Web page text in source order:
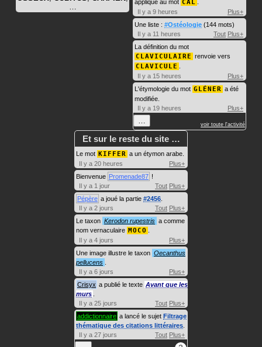
…
appliqué au mot CAL
Il y a 9 heures
Plus+
Une liste : #Ostéologie (144 mots)
Il y a 11 heures
Tout Plus+
La définition du mot
CLAVICULAIRE renvoie vers
CLAVICULE
Il y a 15 heures
Plus+
L'étymologie du mot GLÉNER a été
modifiée.
Il y a 19 heures
Plus+
… voir toute l'activité
Et sur le reste du site …
Le mot KIFFER a un étymon arabe.
Il y a 20 heures
Plus+
Bienvenue Promenade87 !
Il y a 1 jour
Tout Plus+
Pépère a joué la partie #2456
Il y a 2 jours
Tout Plus+
Le taxon Kerodon rupestris a comme
nom vernaculaire MOCO
Il y a 4 jours
Plus+
Une image illustre le taxon Oecanthus
pellucens
Il y a 6 jours
Plus+
Crisyx a publié le texte Avant que les
murs
Il y a 25 jours
Tout Plus+
addictionnaire a lancé le sujet Filtrage
thématique des citations littéraires
Il y a 27 jours
Tout Plus+